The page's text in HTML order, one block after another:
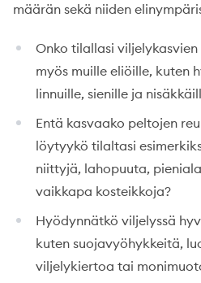
määrän sekä niiden
Onko tilallasi
myös muille eliöille, kuten
linnuille, sienille ja
Entä kasvaako peltojen
löytyykö tilaltasi
niittyjä, lahopuuta,
vaikkapa kosteikkoja?
Hyödynnätkö viljelyssä
kuten suojavyöhykkeitä,
viljelykiertoa tai